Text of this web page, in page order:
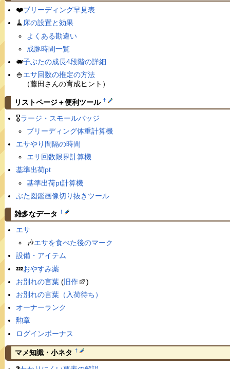
❤️ブリーディング早見表
🧹 床の設置と効果
よくある勘違い
成豚時間一覧
🐖子ぶたの成長4段階の詳細
🍚エサ回数の推定の方法
（藤田さんの育成ヒント）
リストページ＋便利ツール †
🎖ラージ・スモールバッジ
ブリーディング体重計算機
エサやり間隔の時間
エサ回数限界計算機
基準出荷pt
基準出荷pt計算機
ぶた図鑑画像切り抜きツール
雑多なデータ †
エサ
🎶エサを食べた後のマーク
設備・アイテム
💤おやすみ薬
お別れの言葉(旧作
)
お別れの言葉（入荷待ち）
オーナーランク
勲章
ログインボーナス
マメ知識・小ネタ †